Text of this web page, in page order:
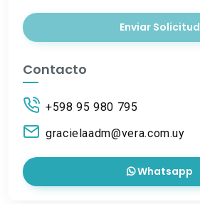
Enviar Solicitud
Contacto
+598 95 980 795
gracielaadm@vera.com.uy
Whatsapp